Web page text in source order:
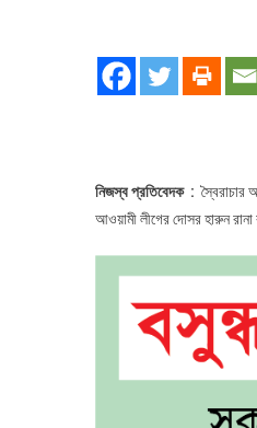
নিজস্ব প্রতিবেদক :স্বৈরাচার
আওয়ামী লীগের দোসর হারুন